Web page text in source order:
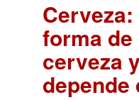
forma
cerveza
depende